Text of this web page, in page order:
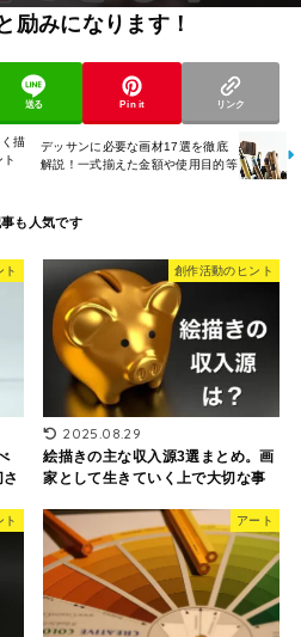
励みになります！
送る Pin it リンク
描
デッサンに必要な画材17選を徹底
解説！一式揃えた金額や使用目的等
ト 創作活動のヒント
2025.08.29
絵描きの主な収入源3選まとめ。画
家として生きていく上で大切な事
ト アート